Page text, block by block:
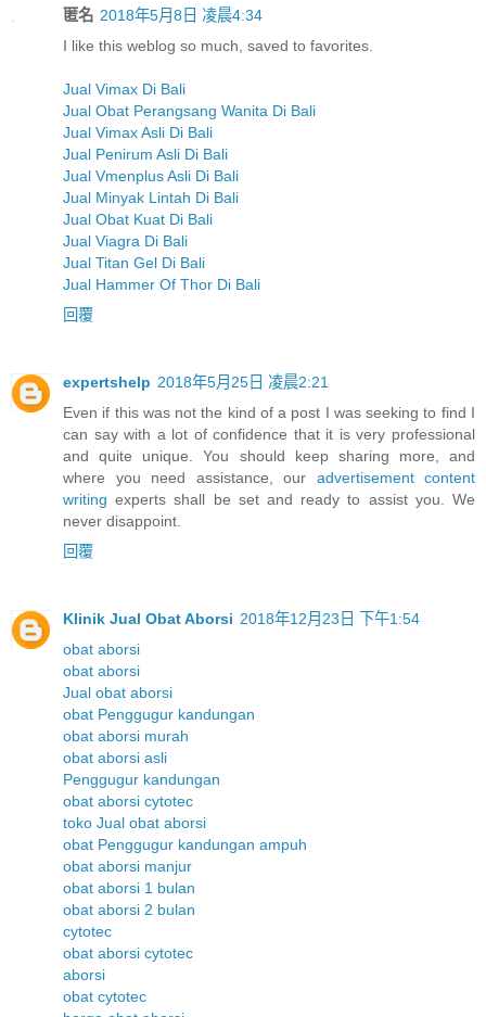
匿名 2018年5月8日 凌晨4:34
I like this weblog so much, saved to favorites.
Jual Vimax Di Bali
Jual Obat Perangsang Wanita Di Bali
Jual Vimax Asli Di Bali
Jual Penirum Asli Di Bali
Jual Vmenplus Asli Di Bali
Jual Minyak Lintah Di Bali
Jual Obat Kuat Di Bali
Jual Viagra Di Bali
Jual Titan Gel Di Bali
Jual Hammer Of Thor Di Bali
回覆
expertshelp 2018年5月25日 凌晨2:21
Even if this was not the kind of a post I was seeking to find I
can say with a lot of confidence that it is very professional
and quite unique. You should keep sharing more, and
where you need assistance, our advertisement content
writing experts shall be set and ready to assist you. We
never disappoint.
回覆
Klinik Jual Obat Aborsi 2018年12月23日 下午1:54
obat aborsi
obat aborsi
Jual obat aborsi
obat Penggugur kandungan
obat aborsi murah
obat aborsi asli
Penggugur kandungan
obat aborsi cytotec
toko Jual obat aborsi
obat Penggugur kandungan ampuh
obat aborsi manjur
obat aborsi 1 bulan
obat aborsi 2 bulan
cytotec
obat aborsi cytotec
aborsi
obat cytotec